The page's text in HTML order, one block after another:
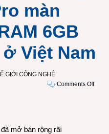
màn
6GB
Việt Nam
GIỚI CÔNG NGHỆ
Comments Offon
mở bán rộng rãi